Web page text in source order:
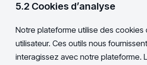
5.2 Cookies d’analyse
Notre plateforme utilise des cookies
utilisateur. Ces outils nous
interagissez avec notre plateforme.